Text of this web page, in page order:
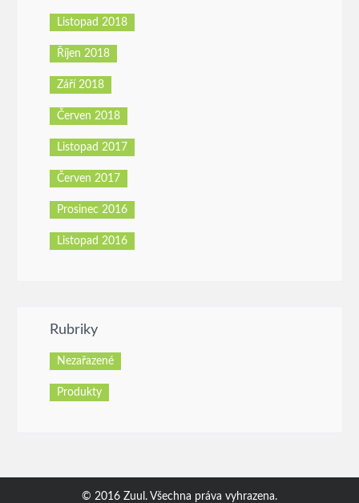
Listopad 2018
Říjen 2018
Září 2018
Červen 2018
Listopad 2017
Červen 2017
Prosinec 2016
Listopad 2016
Rubriky
Nezařazené
Produkty
© 2016 Zuul. Všechna práva vyhrazena.